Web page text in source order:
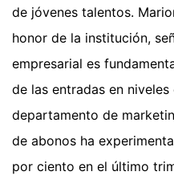
de jóvenes talentos.
honor de la institución,
empresarial es
de las entradas en
departamento de
de abonos ha
por ciento en el último